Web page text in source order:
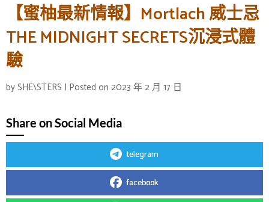
【蜜柚最新情報】Mortlach 威士忌
THE MIDNIGHT SECRETS沉浸式體
驗
by SHE\STERS | Posted on 2023 年 2 月 17 日
Share on Social Media
telegram
facebook